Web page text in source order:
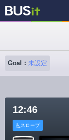
Goal： 未設定
12:46
スロープ